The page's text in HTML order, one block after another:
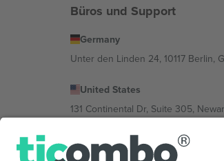
Büros und Support
Germany
Unter den Linden 24, 10117 Berlin,
United States
131 Continental Dr, Suite 305,
Bulgaria